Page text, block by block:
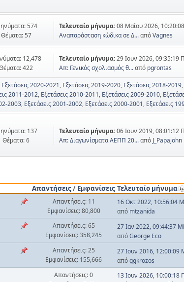
574
Θέματα: 57
Τελευταίο μήνυμα:08 Μαΐου 2026,
Αναπαράσταση κώδικα σε Δ...απόVagnes
12,478
422
Τελευταίο μήνυμα:29 Ιουν 2026, 09:35:19
Απ: Γενικός σχολιασμός θ...από pgrontas
Εξετάσεις 2020-2021 Εξετάσεις 2019-2020 Εξετάσεις 2018-2019
2011-2012 Εξετάσεις 2010-2011 Εξετάσεις 2009-2010
2003 Εξετάσεις 2001-2002 Εξετάσεις 2000-2001 Εξετάσεις
137
Θέματα: 6
Τελευταίο μήνυμα:06 Ιουν 2019, 08:01:12
Απ: Διαγωνίσματα ΑΕΠΠ 20...από J_Papajohn
Απαντήσεις/ Εμφανίσεις Τελευταίο μήνυμα
Απαντήσεις: 11
Εμφανίσεις: 80,800
16 Οκτ 2022, 10:56:04
από mtzanida
Απαντήσεις: 65
Εμφανίσεις: 358,245
27 Ιαν 2022, 09:44:37
απόGeorge Eco
Απαντήσεις: 25
Εμφανίσεις: 155,666
27 Ιουν 2016,
απόggkrozos
Απαντήσεις: 0
13 Ιουν 2026, 10:00:18